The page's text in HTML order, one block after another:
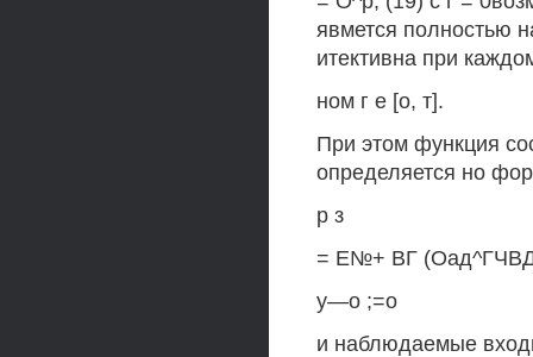
явмется полностью
итективна при
ном г е [о, т].
При этом функция
определяется но
р з
= Е№+ ВГ
у—о ;=о
и наблюдаемые